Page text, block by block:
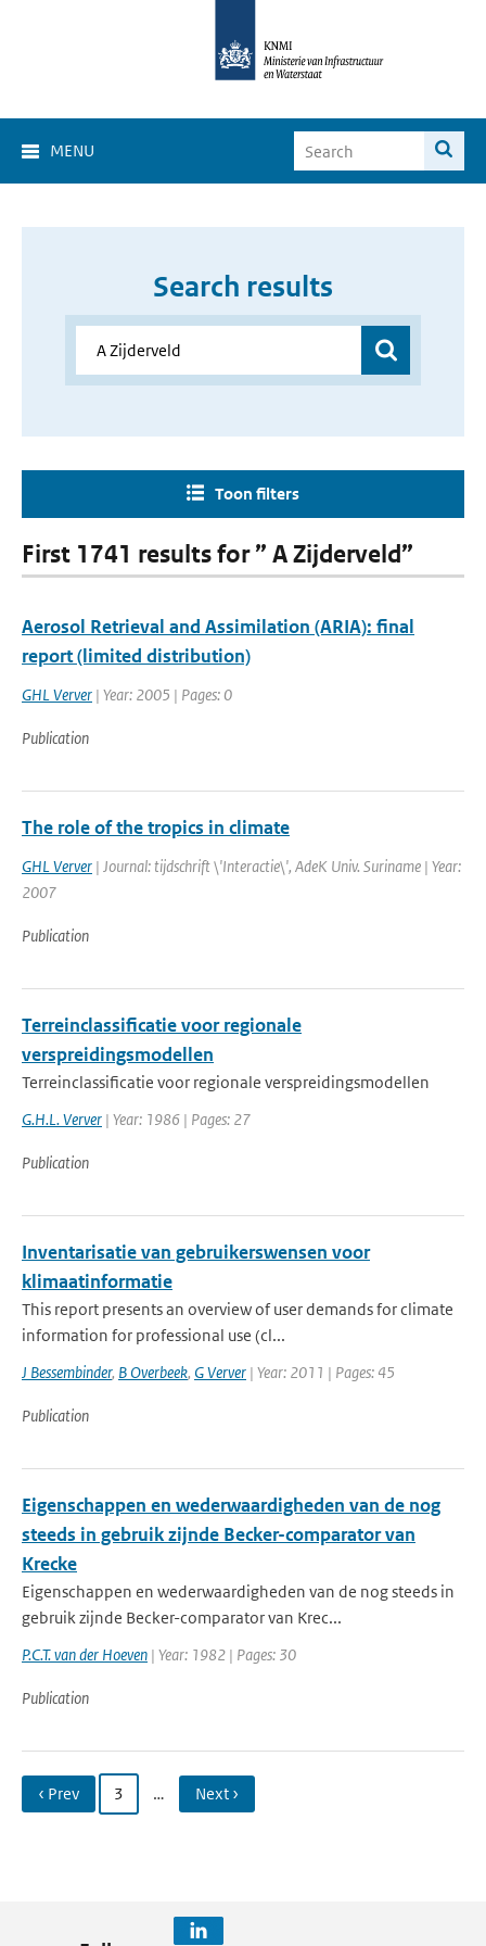
MENU
Search results
Toon filters
First 1741 results for ” A Zijderveld”
Aerosol Retrieval and Assimilation (ARIA): final
report (limited distribution)
GHL Verver | Year: 2005 | Pages: 0
Publication
The role of the tropics in climate
GHL Verver | Journal: tijdschrift \'Interactie\', AdeK Univ. Suriname | Year:
2007
Publication
Terreinclassificatie voor regionale
verspreidingsmodellen
Terreinclassificatie voor regionale verspreidingsmodellen
G.H.L. Verver | Year: 1986 | Pages: 27
Publication
Inventarisatie van gebruikerswensen voor
klimaatinformatie
This report presents an overview of user demands for climate
information for professional use (cl...
J Bessembinder, B Overbeek, G Verver | Year: 2011 | Pages: 45
Publication
Eigenschappen en wederwaardigheden van de nog
steeds in gebruik zijnde Becker-comparator van
Krecke
Eigenschappen en wederwaardigheden van de nog steeds in
gebruik zijnde Becker-comparator van Krec...
P.C.T. van der Hoeven | Year: 1982 | Pages: 30
Publication
‹ Prev 3 … Next ›